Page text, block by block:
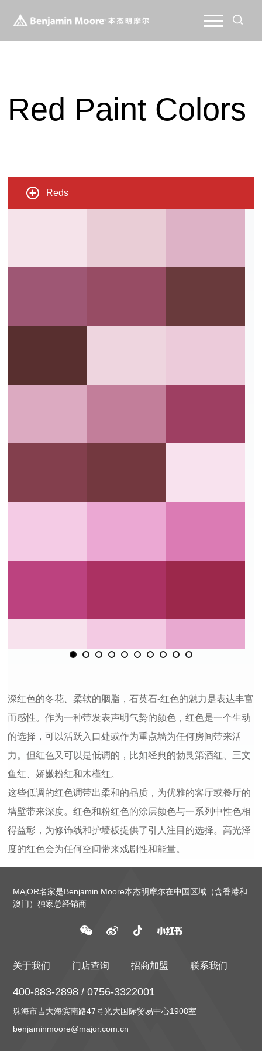
Red Paint Colors
Reds
深红色的冬花、柔软的胭脂，石英石-红色的魅力是表达丰富
而感性。作为一种带发表声明气势的颜色，红色是一个生动
的选择，可以活跃入口处或作为重点墙为任何房间带来活
力。但红色又可以是低调的，比如经典的勃艮第酒红、三文
鱼红、娇嫩粉红和木槿红。
这些低调的红色调带出柔和的品质，为优雅的客厅或餐厅的
墙壁带来深度。红色和粉红色的涂层颜色与一系列中性色相
得益彰，为修饰线和护墙板提供了引人注目的选择。高光泽
度的红色会为任何空间带来戏剧性和能量。
MAjOR名家是Benjamin Moore本杰明摩尔在中国区域（含香港和
澳门）独家总经销商
关于我们 门店查询 招商加盟 联系我们
400-883-2898 / 0756-3322001
珠海市吉大海滨南路47号光大国际贸易中心1908室
benjaminmoore@major.com.cn